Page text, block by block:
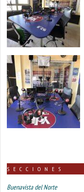
SECCIONES
Buenavista del Norte